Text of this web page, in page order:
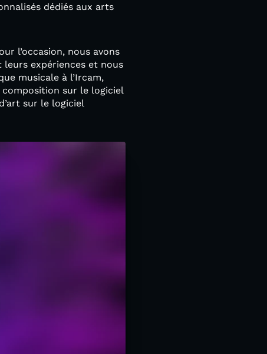
dédiés aux arts
l’occasion, nous avons
expériences et nous
musicale à l’Ircam,
sur le logiciel
sur le logiciel